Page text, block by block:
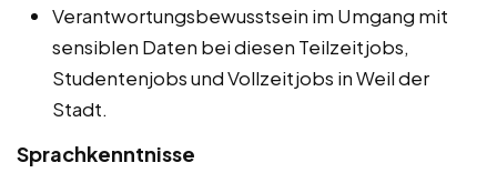
Verantwortungsbewusstsein im Umgang mit
sensiblen Daten bei diesen Teilzeitjobs,
Studentenjobs und Vollzeitjobs in Weil der
Stadt.
Sprachkenntnisse